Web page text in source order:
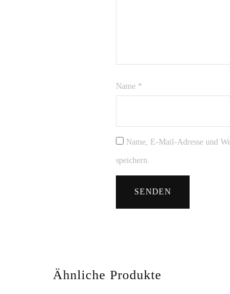
Name *
Name, E-Mail-Adresse und
speichern.
Ähnliche Produkte